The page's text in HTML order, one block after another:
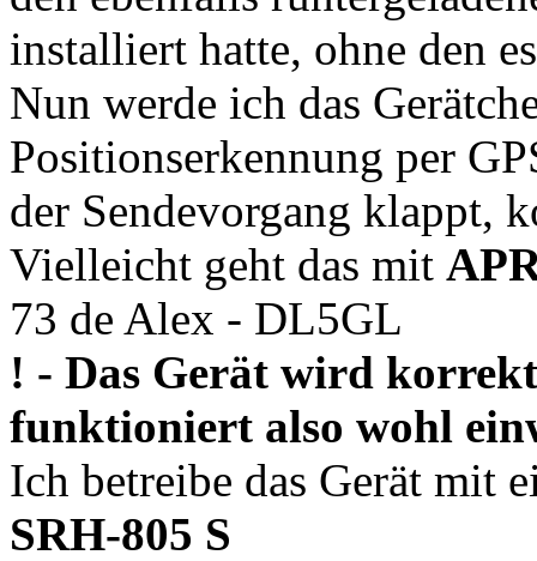
installiert hatte, ohne den
Nun werde ich das
Positionserkennung per
der Sendevorgang klappt,
Vielleicht geht das mit
73 de Alex - DL5GL
! - Das Gerät wird
funktioniert also wohl
Ich betreibe das Gerät mit
SRH-805 S